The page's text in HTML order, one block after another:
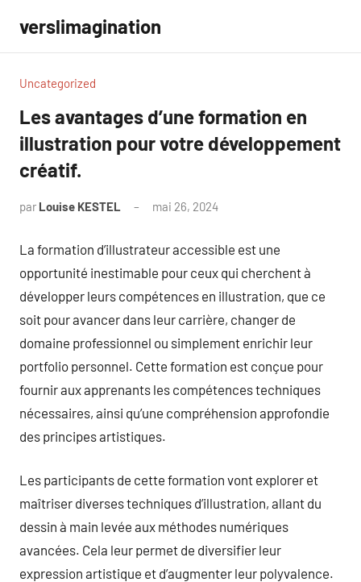
contenu
verslimagination
Uncategorized
Les avantages d’une formation en
illustration pour votre développement
créatif.
par Louise KESTEL mai 26, 2024
La formation d’illustrateur accessible est une
opportunité inestimable pour ceux qui cherchent à
développer leurs compétences en illustration, que ce
soit pour avancer dans leur carrière, changer de
domaine professionnel ou simplement enrichir leur
portfolio personnel. Cette formation est conçue pour
fournir aux apprenants les compétences techniques
nécessaires, ainsi qu’une compréhension approfondie
des principes artistiques.
Les participants de cette formation vont explorer et
maîtriser diverses techniques d’illustration, allant du
dessin à main levée aux méthodes numériques
avancées. Cela leur permet de diversifier leur
expression artistique et d’augmenter leur polyvalence.